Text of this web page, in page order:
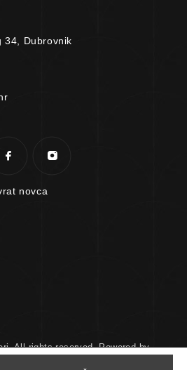
34, Dubrovnik
novca
All rights reserved. Powered by